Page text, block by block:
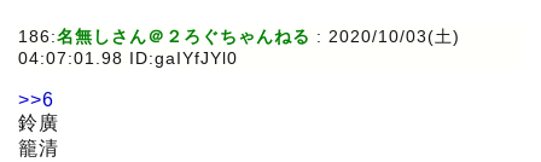
186:名無しさん＠２ろぐちゃんねる : 2020/10/03(土)
04:07:01.98 ID:gaIYfJYl0
>>6
鈴廣
籠清